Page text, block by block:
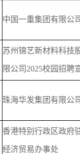
中国一重集团有限公
苏州锦艺新材料科技
限公司2025校园招聘
珠海华发集团有限公
香港特别行政区政府
经济贸易办事处